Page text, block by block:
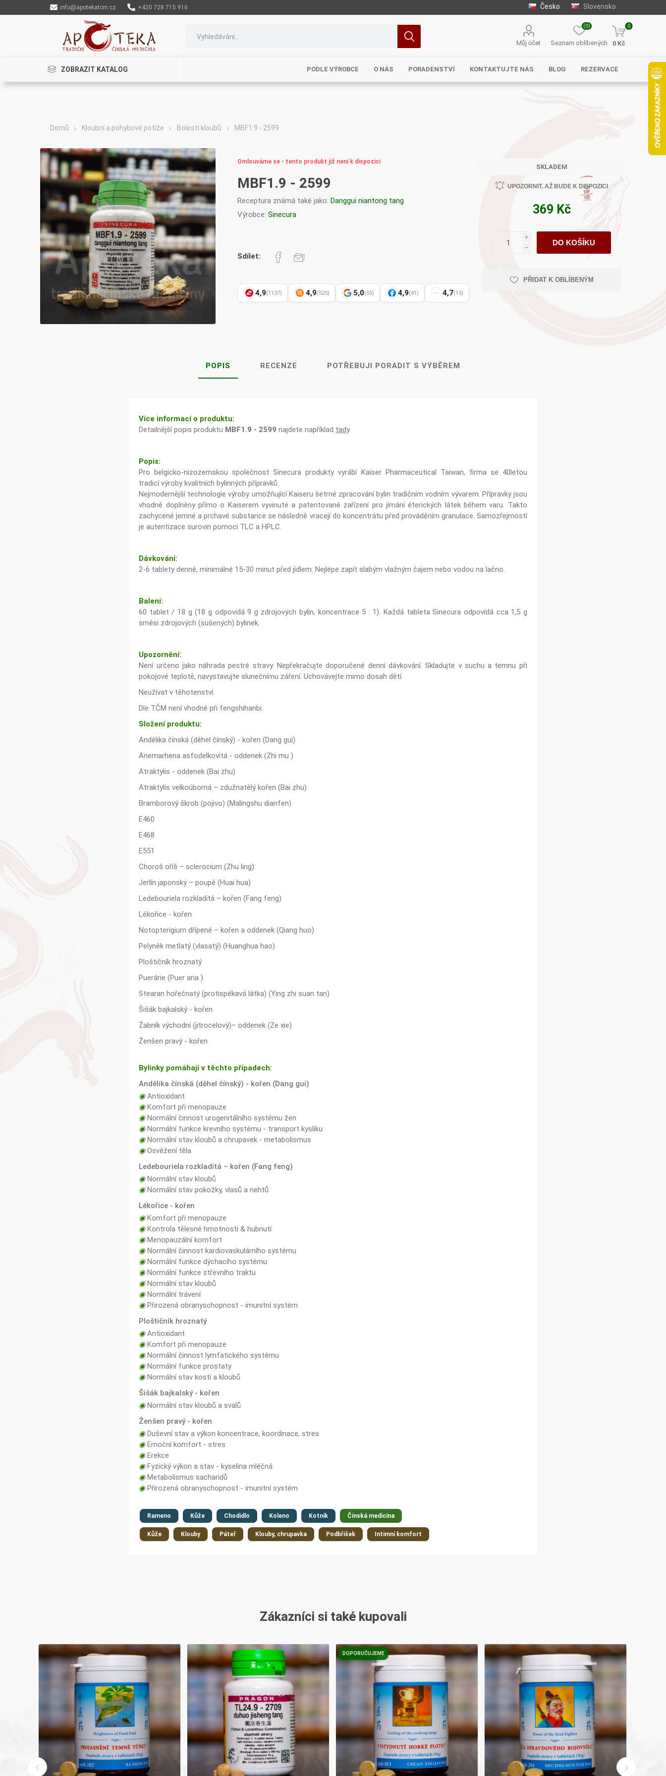
info@apotekatcm.cz +420 728 715 916 Česko Slovensko
Můj účet Seznam oblíbených
(0) 0
0 Kč
ZOBRAZIT KATALOG PODLE VÝROBCE
Cannaderm Henep Organic India
Royal
Dědek
EVEREST
Bylinky TČM
G&G
Vitamins
Ecce Vita
s.r.o.
Lavylites
Bylinné
kapky
Lakshmi-
Narayan
Korejský
ženšen
Health Link Mattisson JACK N JILL
O NÁS PORADENSTVÍ KONTAKTUJTE NÁS BLOG REZERVACE
Domů Kloubní a pohybové potíže Bolesti kloubů MBF1.9 - 2599
Omlouváme se - tento produkt již není k dispozici
MBF1.9 - 2599
Receptura známá také jako: Danggui niantong tang
Výrobce: Sinecura
Sdílet:
4,9(1137) 4,9(525) 5,0(55) 4,9(41) 4,7(15)
SKLADEM
UPOZORNIT, AŽ BUDE K DISPOZICI
369 Kč
i
h
DO KOŠÍKU
PŘIDAT K OBLÍBENÝM
POPIS RECENZE POTŘEBUJI PORADIT S VÝBĚREM
Více informací o produktu:
Detailnější popis produktu MBF1.9 - 2599 najdete například tady.
Popis:
Pro belgicko-nizozemskou společnost Sinecura produkty vyrábí Kaiser Pharmaceutical Taiwan, firma se 40letou
tradicí výroby kvalitních bylinných přípravků.
Nejmodernější technologie výroby umožňující Kaiseru šetrné zpracování bylin tradičním vodním vývarem. Přípravky jsou
vhodně doplněny přímo o Kaiserem vyvinuté a patentované zařízení pro jímání éterických látek během varu. Takto
zachycené jemné a prchavé substance se následně vracejí do koncentrátu před prováděním granulace. Samozřejmostí
je autentizace surovin pomocí TLC a HPLC.
Dávkování:
2-6 tablety denně, minimálně 15-30 minut před jídlem. Nejlépe zapít slabým vlažným čajem nebo vodou na lačno.
Balení:
60 tablet / 18 g (18 g odpovídá 9 g zdrojových bylin, koncentrace 5 : 1). Každá tableta Sinecura odpovídá cca 1,5 g
směsi zdrojových (sušených) bylinek.
Upozornění:
Není určeno jako náhrada pestré stravy. Nepřekračujte doporučené denní dávkování. Skladujte v suchu a temnu při
pokojové teplotě, navystavujte slunečnímu záření. Uchovávejte mimo dosah dětí.
Neužívat v těhotenství.
Dle TČM není vhodné při fengshihanbi.
Složení produktu:
Andělika čínská (děhel čínský) - kořen (Dang gui)
Anemarhena asfodelkovitá - oddenek (Zhi mu )
Atraktylis - oddenek (Bai zhu)
Atraktylis velkoúborná – zdužnatělý kořen (Bai zhu)
Bramborový škrob (pojivo) (Malingshu dianfen)
E460
E468
E551
Choroš oříš – sclerocium (Zhu ling)
Jerlín japonský – poupě (Huai hua)
Ledebouriela rozkladitá – kořen (Fang feng)
Lékořice - kořen
Notopterigium dřípené – kořen a oddenek (Qiang huo)
Pelyněk metlatý (vlasatý) (Huanghua hao)
Ploštičník hroznatý
Puerárie (Puer aria )
Stearan hořečnatý (protispékavá látka) (Ying zhi suan tan)
Šišák bajkalský - kořen
Žabník východní (jitrocelový)– oddenek (Ze xie)
Ženšen pravý - kořen
Bylinky pomáhají v těchto případech:
Andělika čínská (děhel čínský) - kořen (Dang gui)
◉Antioxidant
◉Komfort při menopauze
◉Normální činnost urogenitálního systému žen
◉Normální funkce krevního systému - transport kyslíku
◉Normální stav kloubů a chrupavek - metabolismus
◉Osvěžení těla
Ledebouriela rozkladitá – kořen (Fang feng)
◉Normální stav kloubů
◉Normální stav pokožky, vlasů a nehtů
Lékořice - kořen
◉Komfort při menopauze
◉Kontrola tělesné hmotnosti & hubnutí
◉Menopauzální komfort
◉Normální činnost kardiovaskulárního systému
◉Normální funkce dýchacího systému
◉Normální funkce střevního traktu
◉Normální stav kloubů
◉Normální trávení
◉Přirozená obranyschopnost - imunitní systém
Ploštičník hroznatý
◉Antioxidant
◉Komfort při menopauze
◉Normální činnost lymfatického systému
◉Normální funkce prostaty
◉Normální stav kostí a kloubů
Šišák bajkalský - kořen
◉Normální stav kloubů a svalů
Ženšen pravý - kořen
◉Duševní stav a výkon koncentrace, koordinace, stres
◉Emoční komfort - stres
◉Erekce
◉Fyzický výkon a stav - kyselina mléčná
◉Metabolismus sacharidů
◉Přirozená obranyschopnost - imunitní systém
Rameno Kůže Chodidlo Koleno Kotník Čínská medicína
Kůže Klouby Páteř Klouby, chrupavka Podbřišek Intimní komfort
Zákazníci si také kupovali
DOPORUČUJEME